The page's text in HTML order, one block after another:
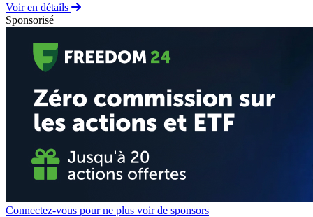
Voir en détails
Sponsorisé
Connectez-vous pour ne plus voir de sponsors